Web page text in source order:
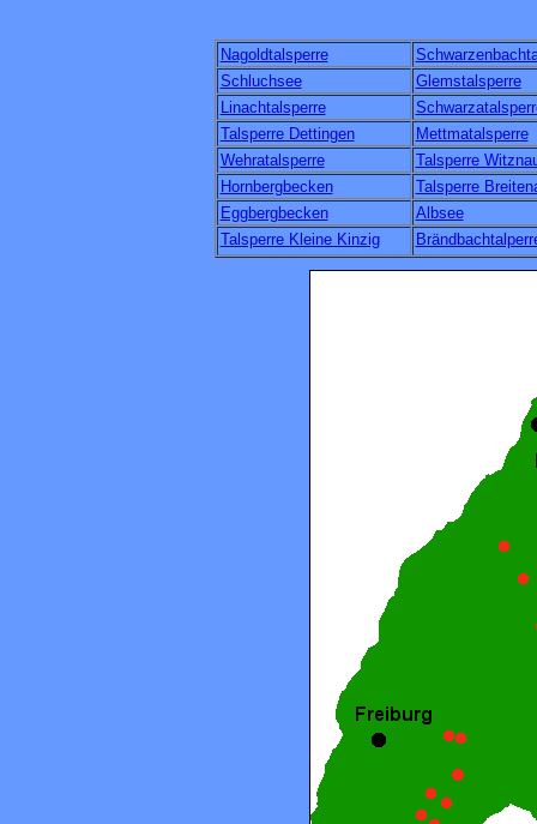
Nagoldtalsperre
Schluchsee
Glemstalsperre
Linachtalsperre
Talsperre Dettingen
Mettmatalsperre
Wehratalsperre
Talsperre
Hornbergbecken
Talsperre
Eggbergbecken
Albsee
Talsperre Kleine Kinzig